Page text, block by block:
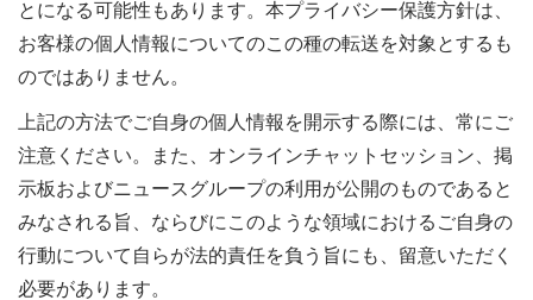
とになる可能性もあります。本プライバシー保護方針は、
お客様の個人情報についてのこの種の転送を対象とするも
のではありません。
上記の方法でご自身の個人情報を開示する際には、常にご
注意ください。また、オンラインチャットセッション、掲
示板およびニュースグループの利用が公開のものであると
みなされる旨、ならびにこのような領域におけるご自身の
行動について自らが法的責任を負う旨にも、留意いただく
必要があります。